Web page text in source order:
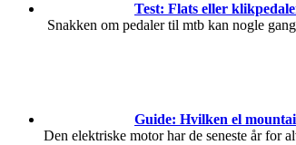
Test: Flats eller
Snakken om pedaler til mtb kan nogle
Guide: Hvilken el
Den elektriske motor har de seneste år for